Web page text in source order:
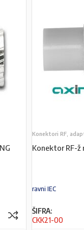
Konektori RF,
Konektor RF-ž
ravni IEC
ŠIFRA:
CKK21-00